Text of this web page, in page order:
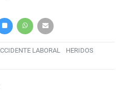
LABORAL
HERIDOS